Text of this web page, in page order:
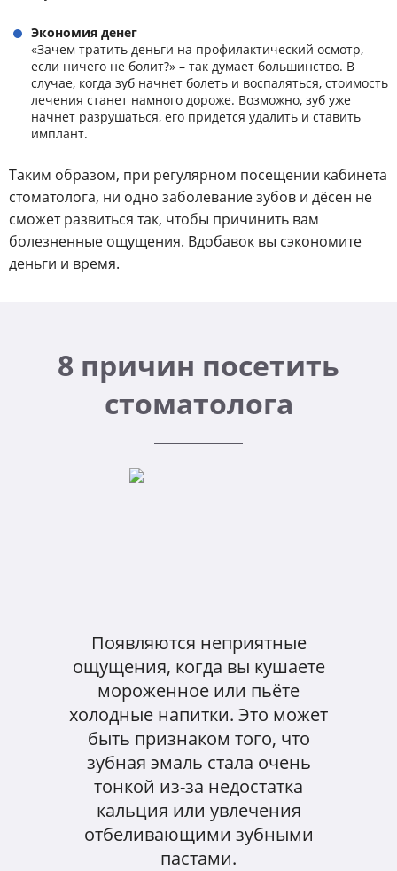
Экономия денег
«Зачем тратить деньги на профилактический осмотр,
если ничего не болит?» – так думает большинство. В
случае, когда зуб начнет болеть и воспаляться, стоимость
лечения станет намного дороже. Возможно, зуб уже
начнет разрушаться, его придется удалить и ставить
имплант.
Таким образом, при регулярном посещении кабинета
стоматолога, ни одно заболевание зубов и дёсен не
сможет развиться так, чтобы причинить вам
болезненные ощущения. Вдобавок вы сэкономите
деньги и время.
8 причин посетить
стоматолога
Появляются неприятные
ощущения, когда вы кушаете
мороженное или пьёте
холодные напитки. Это может
быть признаком того, что
зубная эмаль стала очень
тонкой из-за недостатка
кальция или увлечения
отбеливающими зубными
пастами.